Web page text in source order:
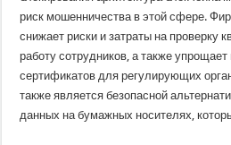
риск мошенничества в этой сфере.
снижает риски и затраты на проверку
работу сотрудников, а также
сертификатов для регулирующих
также является безопасной
данных на бумажных носителях,